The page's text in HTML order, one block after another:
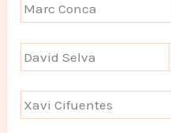
Marc Conca
David Selva
Xavi Cifuentes